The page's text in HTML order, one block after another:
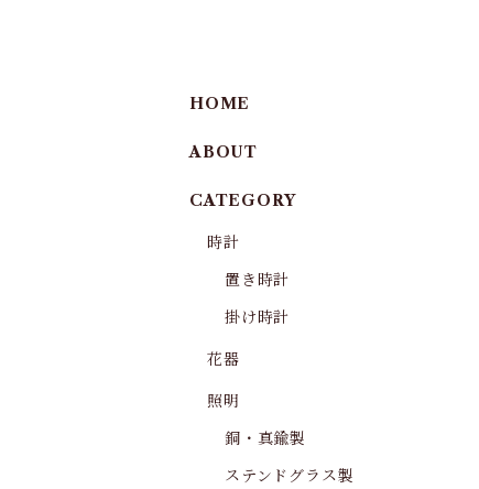
HOME
ABOUT
CATEGORY
時計
置き時計
掛け時計
花器
照明
銅・真鍮製
ステンドグラス製